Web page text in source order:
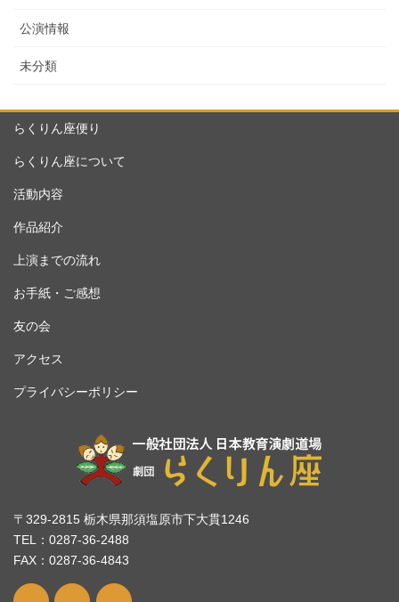
公演情報
未分類
らくりん座便り
らくりん座について
活動内容
作品紹介
上演までの流れ
お手紙・ご感想
友の会
アクセス
プライバシーポリシー
〒329-2815 栃木県那須塩原市下大貫1246
TEL：0287-36-2488
FAX：0287-36-4843